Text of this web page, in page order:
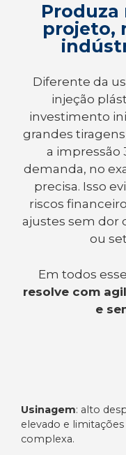
Produza
projeto,
Diferente da
injeção
investimento
grandes
a impressão
demanda, no
precisa. Isso
riscos
ajustes sem dor
ou
Em todos
resolve com
e
Usinagem: alto
elevado e
complexa.​